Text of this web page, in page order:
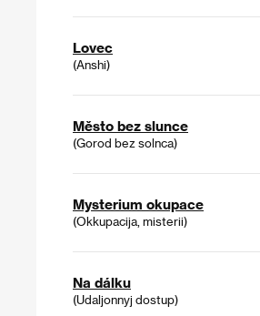
Lovec
(Anshi)
Město bez slunce
(Gorod bez solnca)
Mysterium okupace
(Okkupacija, misterii)
Na dálku
(Udaljonnyj dostup)